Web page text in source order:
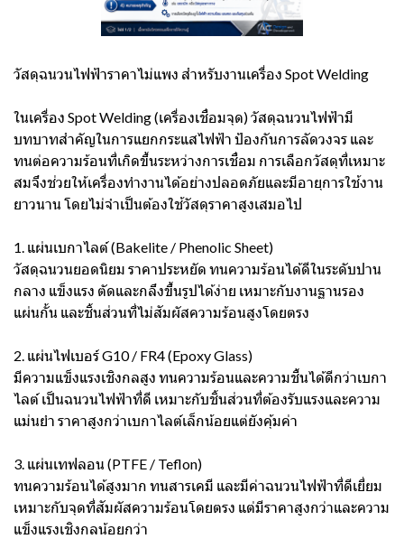
วัสดุฉนวนไฟฟ้าราคาไม่แพง สำหรับงานเครื่อง Spot Welding
ในเครื่อง Spot Welding (เครื่องเชื่อมจุด) วัสดุฉนวนไฟฟ้ามี
บทบาทสำคัญในการแยกกระแสไฟฟ้า ป้องกันการลัดวงจร และ
ทนต่อความร้อนที่เกิดขึ้นระหว่างการเชื่อม การเลือกวัสดุที่เหมาะ
สมจึงช่วยให้เครื่องทำงานได้อย่างปลอดภัยและมีอายุการใช้งาน
ยาวนาน โดยไม่จำเป็นต้องใช้วัสดุราคาสูงเสมอไป
1. แผ่นเบกาไลต์ (Bakelite / Phenolic Sheet)
วัสดุฉนวนยอดนิยม ราคาประหยัด ทนความร้อนได้ดีในระดับปาน
กลาง แข็งแรง ตัดและกลึงขึ้นรูปได้ง่าย เหมาะกับงานฐานรอง
แผ่นกั้น และชิ้นส่วนที่ไม่สัมผัสความร้อนสูงโดยตรง
2. แผ่นไฟเบอร์ G10 / FR4 (Epoxy Glass)
มีความแข็งแรงเชิงกลสูง ทนความร้อนและความชื้นได้ดีกว่าเบกา
ไลต์ เป็นฉนวนไฟฟ้าที่ดี เหมาะกับชิ้นส่วนที่ต้องรับแรงและความ
แม่นยำ ราคาสูงกว่าเบกาไลต์เล็กน้อยแต่ยังคุ้มค่า
3. แผ่นเทฟลอน (PTFE / Teflon)
ทนความร้อนได้สูงมาก ทนสารเคมี และมีค่าฉนวนไฟฟ้าที่ดีเยี่ยม
เหมาะกับจุดที่สัมผัสความร้อนโดยตรง แต่มีราคาสูงกว่าและความ
แข็งแรงเชิงกลน้อยกว่า